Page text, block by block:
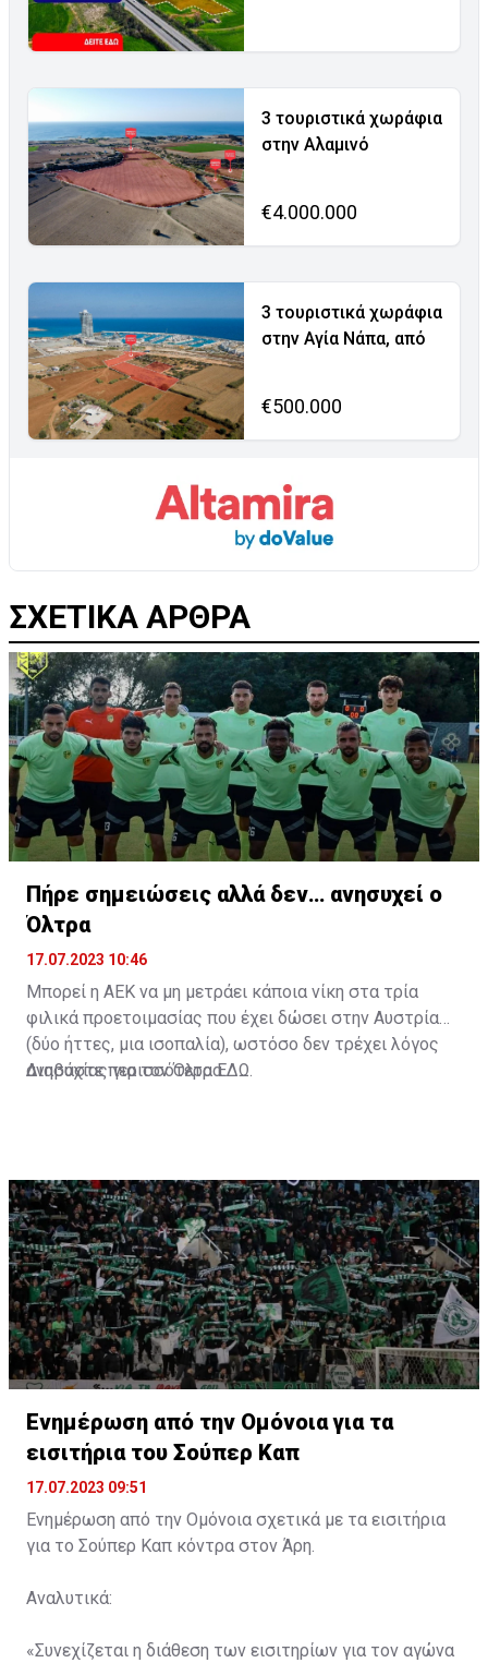
3 τουριστικά χωράφια
στην Αλαμινό
€4.000.000
3 τουριστικά χωράφια
στην Αγία Νάπα, από
€500.000
ΣΧΕΤΙΚΑ ΑΡΘΡΑ
Πήρε σημειώσεις αλλά δεν… ανησυχεί ο
Όλτρα
17.07.2023 10:46
Μπορεί η ΑΕΚ να μη μετράει κάποια νίκη στα τρία
φιλικά προετοιμασίας που έχει δώσει στην Αυστρία
(δύο ήττες, μια ισοπαλία), ωστόσο δεν τρέχει λόγος
ανησυχίας για τον Όλτρα.
Διαβάστε περισσότεραΕΔΩ
Ενημέρωση από την Ομόνοια για τα
εισιτήρια του Σούπερ Καπ
17.07.2023 09:51
Ενημέρωση από την Ομόνοια σχετικά με τα εισιτήρια
για το Σούπερ Καπ κόντρα στον Άρη.
Αναλυτικά:
«Συνεχίζεται η διάθεση των εισιτηρίων για τον αγώνα